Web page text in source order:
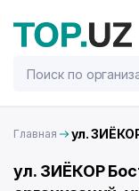
Главная ул.
ул. ЗИЁКОР